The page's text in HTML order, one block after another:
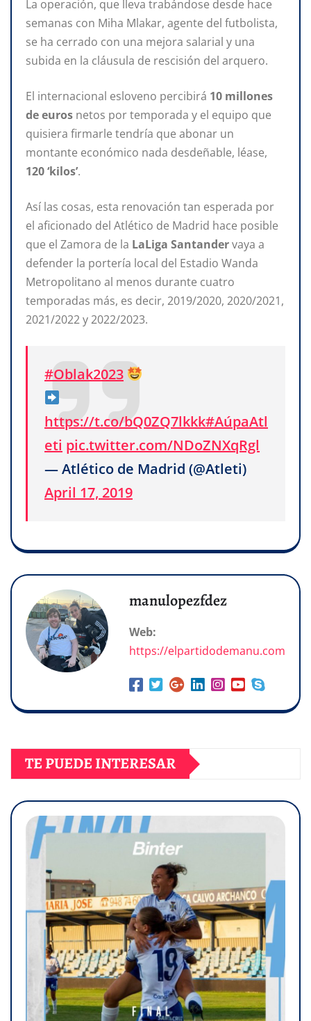
La operación, que lleva trabándose desde hace
semanas con Miha Mlakar, agente del futbolista,
se ha cerrado con una mejora salarial y una
subida en la cláusula de rescisión del arquero.
El internacional esloveno percibirá 10 millones
de euros netos por temporada y el equipo que
quisiera firmarle tendría que abonar un
montante económico nada desdeñable, léase,
120 ‘kilos’.
Así las cosas, esta renovación tan esperada por
el aficionado del Atlético de Madrid hace posible
que el Zamora de la LaLiga Santandervaya a
defender la portería local del Estadio Wanda
Metropolitano al menos durante cuatro
temporadas más, es decir, 2019/2020, 2020/2021,
2021/2022 y 2022/2023.
#Oblak2023
https://t.co/bQ0ZQ7lkkk#AúpaAtl
eti pic.twitter.com/NDoZNXqRgl
— Atlético de Madrid (@Atleti)
April 17, 2019
manulopezfdez
Web:
https://elpartidodemanu.com
TE PUEDE INTERESAR